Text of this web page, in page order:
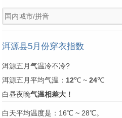
洱源县5月份穿衣指数
洱源五月气温冷不冷?
洱源五月平均气温： 12℃ ~ 24℃
白昼夜晚气温相差大！
白天平均温度是：16℃ ~ 28℃。